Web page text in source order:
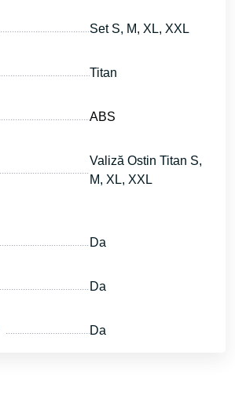
Set S, M, XL, XXL
Titan
ABS
Valiză Ostin Titan S,
M, XL, XXL
Da
Da
Da